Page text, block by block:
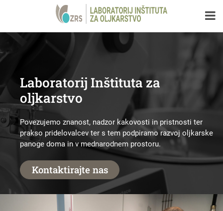
Laboratorij Inštituta za
oljkarstvo
Povezujemo znanost, nadzor kakovosti in pristnosti ter
prakso pridelovalcev ter s tem podpiramo razvoj oljkarske
panoge doma in v mednarodnem prostoru.
Kontaktirajte nas